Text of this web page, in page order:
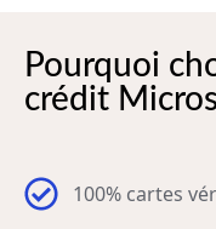
Pourquoi
crédit
100% cartes